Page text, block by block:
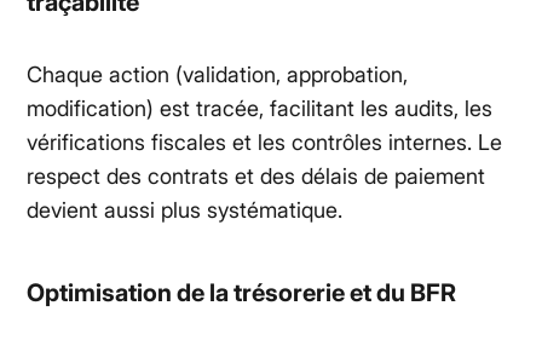
Chaque action (validation, approbation,
modification) est tracée, facilitant les audits, les
vérifications fiscales et les contrôles internes. Le
respect des contrats et des délais de paiement
devient aussi plus systématique.
Optimisation de la trésorerie et du BFR